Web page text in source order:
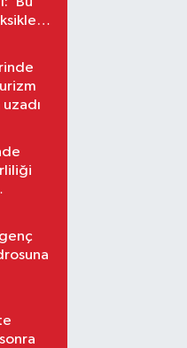
uzadı